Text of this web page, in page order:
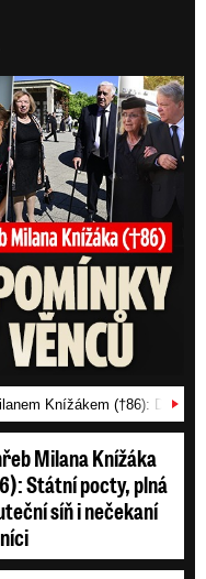
Knížákem (†86):
Milana Knížáka
Státní pocty, plná
síň i nečekaní